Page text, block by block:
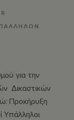
για την
Δικαστικών
Προκήρυξη
Υπάλληλοι